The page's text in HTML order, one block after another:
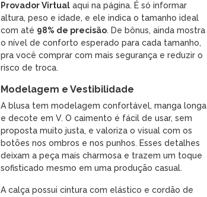
Provador Virtual aqui na página. É só informar
altura, peso e idade, e ele indica o tamanho ideal
com até 98% de precisão. De bônus, ainda mostra
o nível de conforto esperado para cada tamanho,
pra você comprar com mais segurança e reduzir o
risco de troca.
Modelagem e Vestibilidade
A blusa tem modelagem confortável, manga longa
e decote em V. O caimento é fácil de usar, sem
proposta muito justa, e valoriza o visual com os
botões nos ombros e nos punhos. Esses detalhes
deixam a peça mais charmosa e trazem um toque
sofisticado mesmo em uma produção casual.
A calça possui cintura com elástico e cordão de